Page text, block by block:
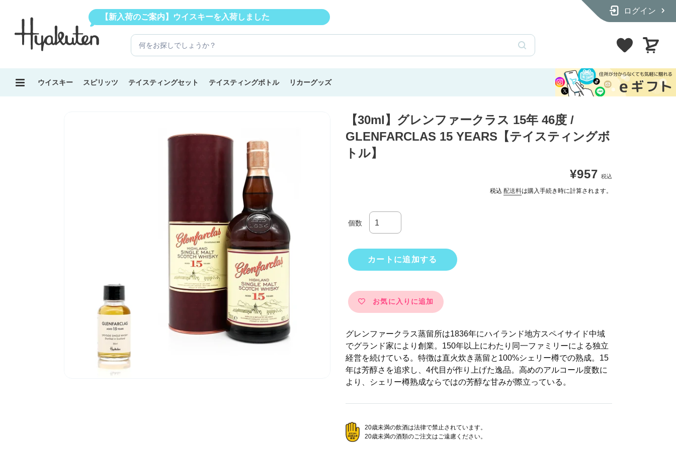
ログイン
リースしました 【新入荷のご案内】ウイスキーを入荷しました 100mlサイズのテイステ
カ
ト
ウイスキー スピリッツ テイスティングセット テイスティングボトル リカーグッズ
【30ml】グレンファークラス 15年 46度 /
GLENFARCLAS 15 YEARS【テイスティングボ
トル】
通
常
¥957
税込 配送料は購入手続き時に計算されます。
個数
カートに追加する
お気に入りに追加
ー
ト
に
商
品
追
す
る
グレンファークラス蒸留所は1836年にハイランド地方スペイサイド中域
でグランド家により創業。150年以上にわたり同一ファミリーによる独立
経営を続けている。特徴は直火炊き蒸留と100%シェリー樽での熟成。15
年は芳醇さを追求し、4代目が作り上げた逸品。高めのアルコール度数に
より、シェリー樽熟成ならではの芳醇な甘みが際立っている。
20歳未満の飲酒は法律で禁止されています。
20歳未満の酒類のご注文はご遠慮ください。